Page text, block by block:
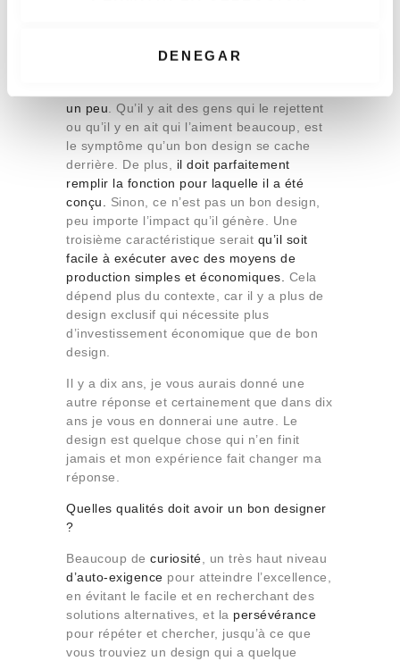
i
DENEGAR
Pour le moment,un bon design doit pouvoir
un peu. Qu’il y ait des gens qui le rejettent
ou qu’il y en ait qui l’aiment beaucoup, est
le symptôme qu’un bon design se cache
derrière. De plus, il doit parfaitement
remplir la fonction pour laquelle il a été
conçu. Sinon, ce n’est pas un bon design,
peu importe l’impact qu’il génère. Une
troisième caractéristique serait qu’il soit
facile à exécuter avec des moyens de
production simples et économiques. Cela
dépend plus du contexte, car il y a plus de
design exclusif qui nécessite plus
d’investissement économique que de bon
design.
Il y a dix ans, je vous aurais donné une
autre réponse et certainement que dans dix
ans je vous en donnerai une autre. Le
design est quelque chose qui n’en finit
jamais et mon expérience fait changer ma
réponse.
Quelles qualités doit avoir un bon designer
?
Beaucoup de curiosité, un très haut niveau
d’auto-exigence pour atteindre l’excellence,
en évitant le facile et en recherchant des
solutions alternatives, et la persévérance
pour répéter et chercher, jusqu’à ce que
vous trouviez un design qui a quelque